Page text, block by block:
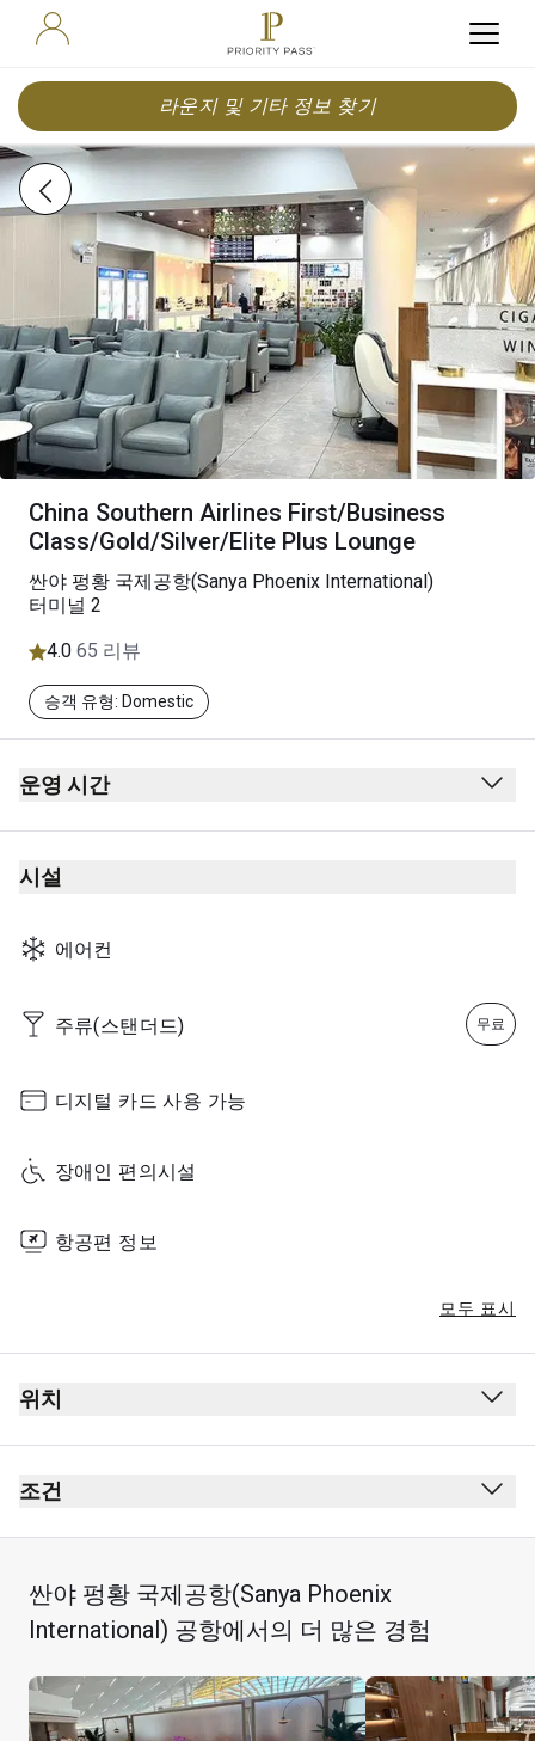
라운지 및 기타 정보 찾기
China Southern Airlines First/Business
Class/Gold/Silver/Elite Plus Lounge
싼야 펑황 국제공항(Sanya Phoenix International)
터미널 2
4.0 65 리뷰
승객 유형: Domestic
운영 시간
05:00 - 마지막 중국남방항공 항공편
참고 사항: 운영 시간은 중국남방항공의 운항 스케줄에 따라
달라질 수 있습니다.
시설
에어컨
주류(스탠더드) 무료
디지털 카드 사용 가능
장애인 편의시설
항공편 정보
모두 표시
위치
조건
싼야 펑황 국제공항(Sanya Phoenix
International) 공항에서의 더 많은 경험